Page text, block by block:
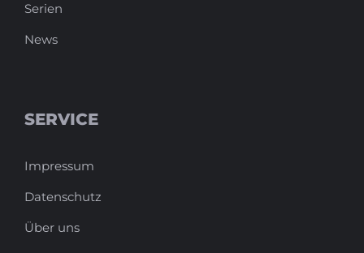
Serien
News
SERVICE
Impressum
Datenschutz
Über uns